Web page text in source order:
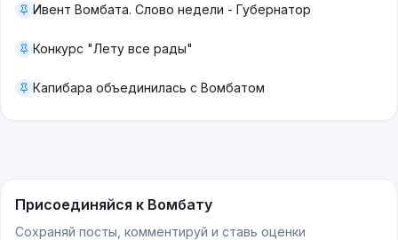
Ивент Вомбата. Слово недели - Губернатор
Конкурс "Лету все рады"
Капибара объединилась с Вомбатом
Присоединяйся к Вомбату
Сохраняй посты, комментируй и ставь оценки